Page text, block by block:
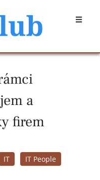
Open
a
firem
IT IT People